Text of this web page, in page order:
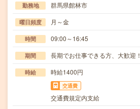
勤務地 群馬県館林市
曜日頻度 月～金
時間 09:00～16:45
期間 長期でお仕事できる方、大歓迎！
時給 時給1400円
交通費
交通費規定内支給